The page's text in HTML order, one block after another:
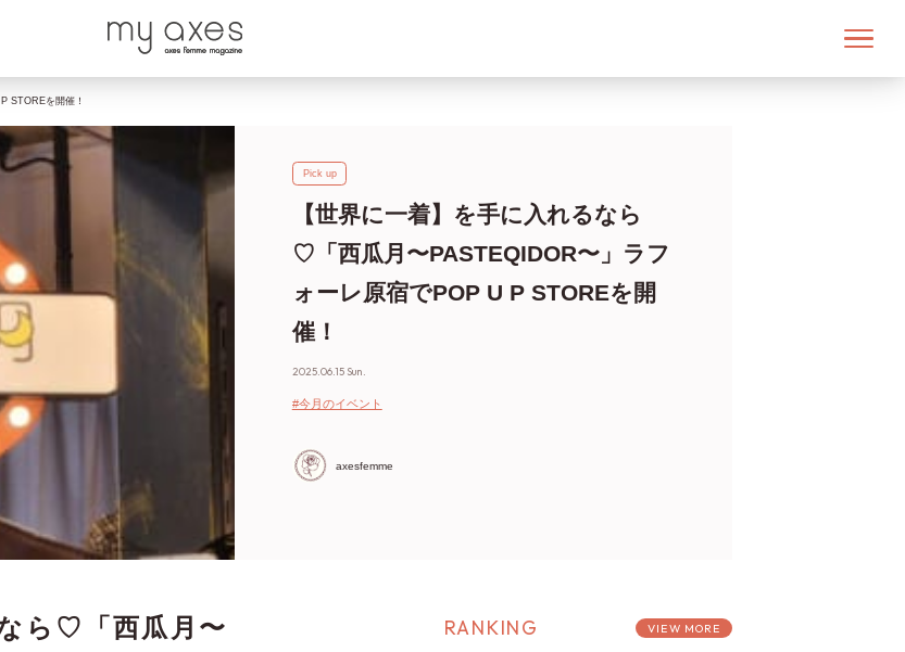
STOREを開催！
Pick up
【世界に一着】を手に入れるなら
♡「西瓜月〜PASTEQIDOR〜」ラフ
ォーレ原宿でPOP U P STOREを開
催！
2025.06.15 Sun.
#今月のイベント
axesfemme
ら♡「西瓜月〜
RANKING VIEW MORE